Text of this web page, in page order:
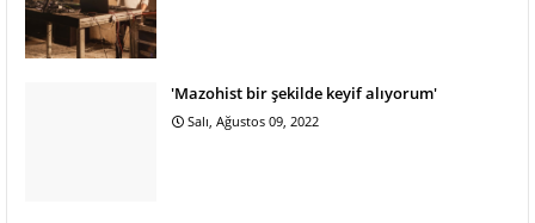
'Mazohist bir şekilde keyif alıyorum'
Salı, Ağustos 09, 2022